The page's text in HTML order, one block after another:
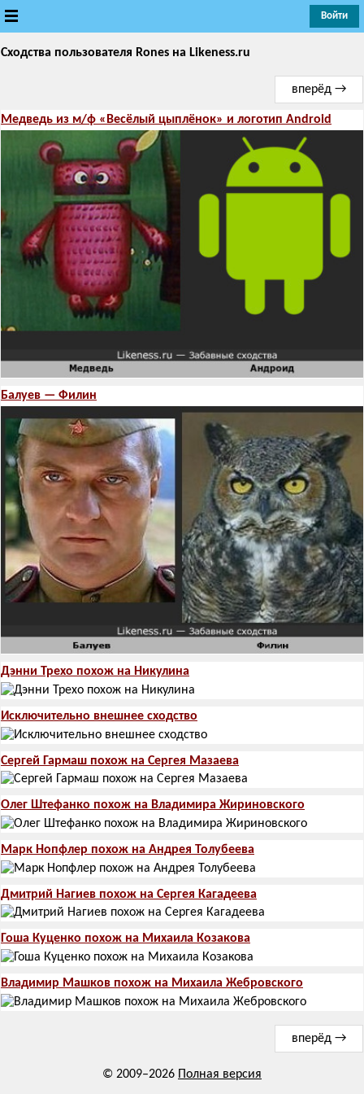
Войти
Новые
Голосование
Кандидаты
Случайное сходство 👍
Создать сходство
Для публикации необходима авторизация
Поиск
Сходства пользователя Rones на Likeness.ru
вперёд →
Медведь из м/ф «Весёлый цыплёнок» и логотип Android
Балуев — Филин
Дэнни Трехо похож на Никулина
Исключительно внешнее сходство
Сергей Гармаш похож на Сергея Мазаева
Олег Штефанко похож на Владимира Жириновского
Марк Нопфлер похож на Андрея Толубеева
Дмитрий Нагиев похож на Сергея Кагадеева
Гоша Куценко похож на Михаила Козакова
Владимир Машков похож на Михаила Жебровского
вперёд →
© 2009–2026 Полная версия